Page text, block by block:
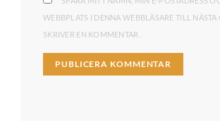
WEBBPLATS I DENNA WEBBLÄSARE TILL NÄSTA
SKRIVER EN KOMMENTAR.